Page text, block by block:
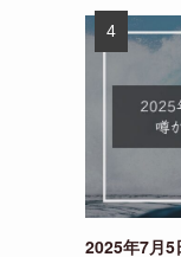
2025年7月5